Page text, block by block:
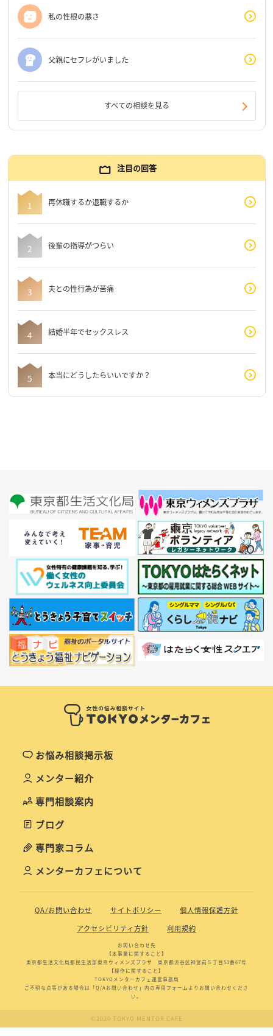
私の性根の悪さ
父親にセフレがいました
すべての相談を見る
注目の回答
再休職するか退職するか
後輩の指導がつらい
夫との性行為が苦痛
結婚半年でセックスレス
本当にどうしたらいいですか？
お悩み相談掲示板
メンター紹介
専門相談案内
ブログ
専門家コラム
メンターカフェについて
QA/お問い合わせ サイトポリシー
個人情報保護方針
アクセシビリティ方針
利用規約
お問い合わせ先
【本事業に関すること】
東京都生活文化局都民生活部東京ウィメンズプラザ 東京都渋谷区神宮前５丁目53番67号
【操作に関すること】
TOKYOメンターカフェ運営事務局
ご不明な点等がある場合は「Q/Aお問い合わせ」内の専用フォームよりお問い合わせくださ
い。
©2020 TOKYO MENTOR CAFE